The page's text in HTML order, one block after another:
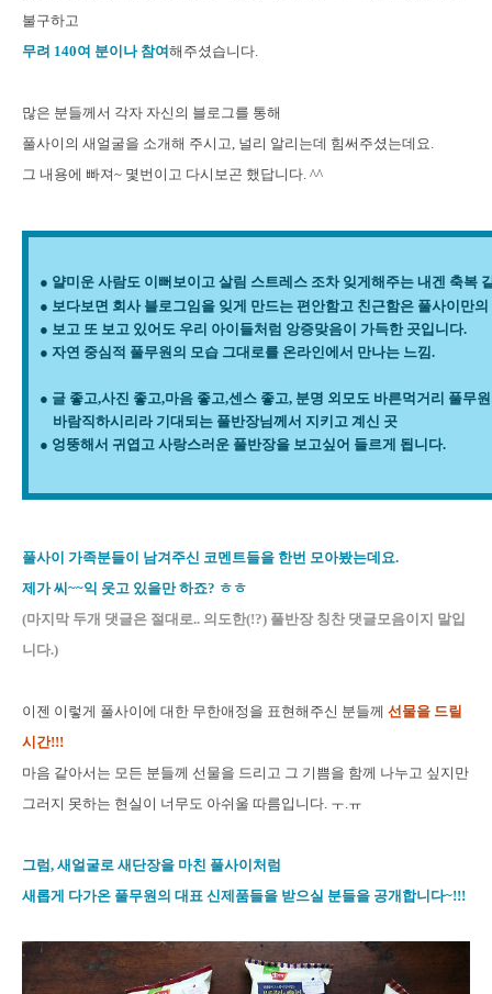
불구하고
무려 140여 분이나 참여 해주셨습니다.
많은 분들께서 각자 자신의 블로그를 통해
풀사이의 새얼굴을 소개해 주시고, 널리 알리는데 힘써주셨는데요.
그 내용에 빠져~ 몇번이고 다시보곤 했답니다. ^^
● 얄미운 사람도 이뻐보이고 살림 스트레스 조차 잊게해주는 내겐 축복
● 보다보면 회사 블로그임을 잊게 만드는 편안함고 친근함은 풀사이만의
● 보고 또 보고 있어도 우리 아이들처럼 앙증맞음이 가득한 곳입니다.
● 자연 중심적 풀무원의 모습 그대로를 온라인에서 만나는 느낌.
● 글 좋고,사진 좋고,마음 좋고,센스 좋고, 분명 외모도 바른먹거리 풀무
바람직하시리라 기대되는 풀반장님께서 지키고 계신 곳
● 엉뚱해서 귀엽고 사랑스러운 풀반장을 보고싶어 들르게 됩니다.
풀사이 가족분들이 남겨주신 코멘트들을 한번 모아봤는데요.
제가 씨~~익 웃고 있을만 하죠? ㅎㅎ
(마지막 두개 댓글은 절대로.. 의도한(!?) 풀반장 칭찬 댓글모음이지 말입
니다.)
이젠 이렇게 풀사이에 대한 무한애정을 표현해주신 분들께 선물을 드릴
시간!!!
마음 같아서는 모든 분들께 선물을 드리고 그 기쁨을 함께 나누고 싶지만
그러지 못하는 현실이 너무도 아쉬울 따름입니다. ㅜ.ㅠ
그럼, 새얼굴로 새단장을 마친 풀사이처럼
새롭게 다가온 풀무원의 대표 신제품들을 받으실 분들을 공개합니다~!!!